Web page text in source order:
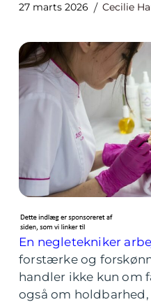
27 marts 2026 Cecilie
En negletekniker
forstærke og
handler ikke kun om
også om